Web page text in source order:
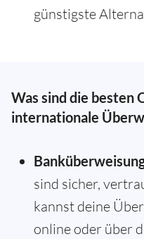
günstigste
Was sind die besten
internationale
sind sicher,
kannst deine
online oder über